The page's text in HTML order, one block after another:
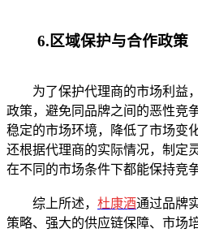
6.区域保护与合作政策
为了保护代理商的市场利益，
政策，避免同品牌之间的恶性竞
稳定的市场环境，降低了市场变
还根据代理商的实际情况，制定
在不同的市场条件下都能保持竞争
综上所述， 杜康酒通过品牌
策略、强大的供应链保障、市场